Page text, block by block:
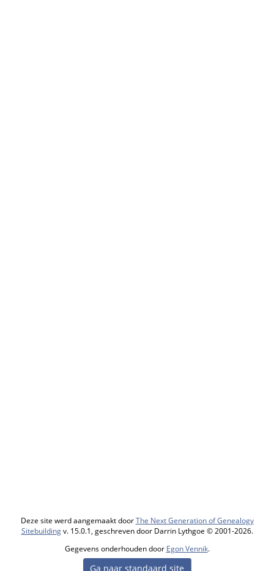
Deze site werd aangemaakt doorThe Next Generation of Genealogy
Sitebuildingv. 15.0.1, geschreven door Darrin Lythgoe © 2001-2026.
Gegevens onderhouden door Egon Vennik.
Ga naar standaard site